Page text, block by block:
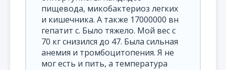
пищевода, микобактериоз легких
и кишечника. А также 17000000 вн
гепатит с. Было тяжело. Мой вес с
70 кг снизился до 47. Была сильная
анемия и тромбоцитопения. Я не
мог есть и пить, а температура